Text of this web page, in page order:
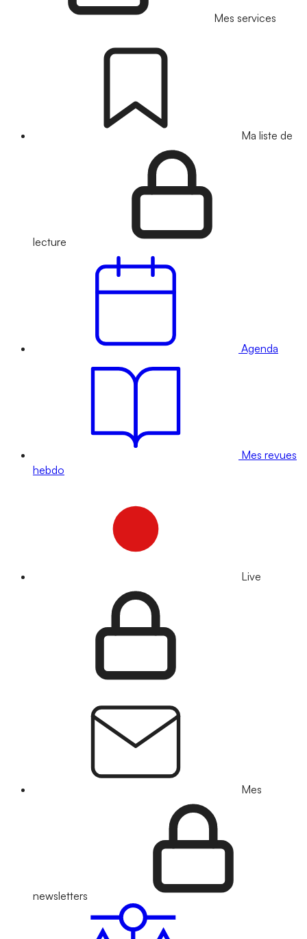
Mes services
Ma liste de
lecture
Agenda
Mes revues
hebdo
Live
Mes
newsletters